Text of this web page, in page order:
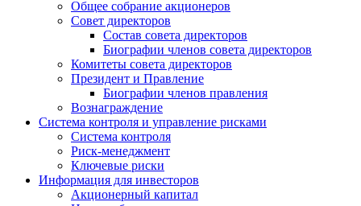
Общее собрание акционеров
Совет директоров
Состав совета директоров
Биографии членов совета директоров
Комитеты совета директоров
Президент и Правление
Биографии членов правления
Вознаграждение
Система контроля и управление рисками
Система контроля
Риск-менеджмент
Ключевые риски
Информация для инвесторов
Акционерный капитал